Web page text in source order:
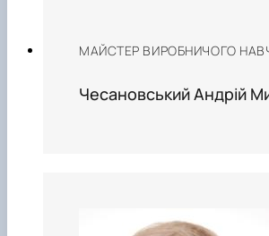
МАЙСТЕР ВИРОБНИЧОГО
Чесановський Андрій